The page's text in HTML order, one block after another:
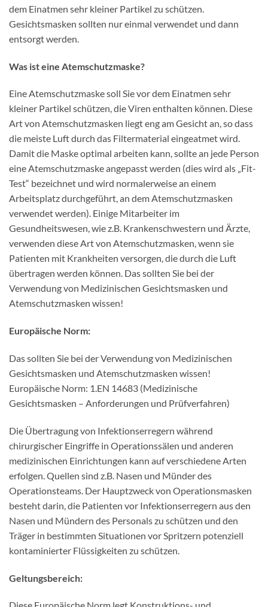
dem Einatmen sehr kleiner Partikel zu schützen.
Gesichtsmasken sollten nur einmal verwendet und dann
entsorgt werden.
Was ist eine Atemschutzmaske?
Eine Atemschutzmaske soll Sie vor dem Einatmen sehr
kleiner Partikel schützen, die Viren enthalten können. Diese
Art von Atemschutzmasken liegt eng am Gesicht an, so dass
die meiste Luft durch das Filtermaterial eingeatmet wird.
Damit die Maske optimal arbeiten kann, sollte an jede Person
eine Atemschutzmaske angepasst werden (dies wird als „Fit-
Test“ bezeichnet und wird normalerweise an einem
Arbeitsplatz durchgeführt, an dem Atemschutzmasken
verwendet werden). Einige Mitarbeiter im
Gesundheitswesen, wie z.B. Krankenschwestern und Ärzte,
verwenden diese Art von Atemschutzmasken, wenn sie
Patienten mit Krankheiten versorgen, die durch die Luft
übertragen werden können. Das sollten Sie bei der
Verwendung von Medizinischen Gesichtsmasken und
Atemschutzmasken wissen!
Europäische Norm:
Das sollten Sie bei der Verwendung von Medizinischen
Gesichtsmasken und Atemschutzmasken wissen!
Europäische Norm: 1.EN 14683 (Medizinische
Gesichtsmasken – Anforderungen und Prüfverfahren)
Die Übertragung von Infektionserregern während
chirurgischer Eingriffe in Operationssälen und anderen
medizinischen Einrichtungen kann auf verschiedene Arten
erfolgen. Quellen sind z.B. Nasen und Münder des
Operationsteams. Der Hauptzweck von Operationsmasken
besteht darin, die Patienten vor Infektionserregern aus den
Nasen und Mündern des Personals zu schützen und den
Träger in bestimmten Situationen vor Spritzern potenziell
kontaminierter Flüssigkeiten zu schützen.
Geltungsbereich: